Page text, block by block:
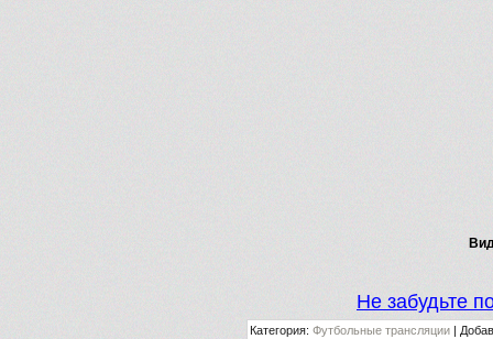
Не забудьте
Категория: Футбольные трансляции